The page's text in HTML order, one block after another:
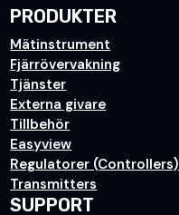
PRODUKTER
Mätinstrument
Fjärrövervakning
Tjänster
Externa givare
Tillbehör
Easyview
Regulatorer (Controllers)
Transmitters
SUPPORT